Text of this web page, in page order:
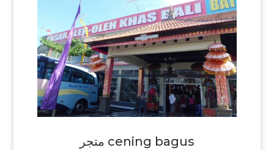
cening bagus متجر